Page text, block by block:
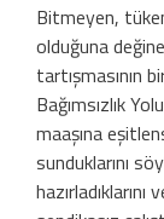
Bitmeyen,
olduğuna
tartışmasının
Bağımsızlık
maaşına
sunduklarını